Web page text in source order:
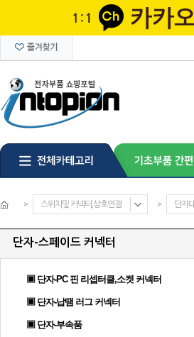
> 스위치및 커넥터,상호연결 > 단자
단자-스페이드 커넥터
▣ 단자-PC 핀 리셉터클,소켓 커넥터
▣ 단자-납땜 러그 커넥터
▣ 단자-부속품